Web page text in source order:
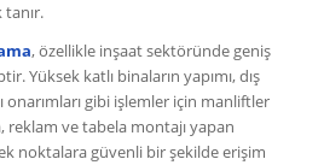
, özellikle inşaat sektöründe geniş
Yüksek katlı binaların yapımı, dış
onarımları gibi işlemler için manliftler
reklam ve tabela montajı yapan
noktalara güvenli bir şekilde erişim